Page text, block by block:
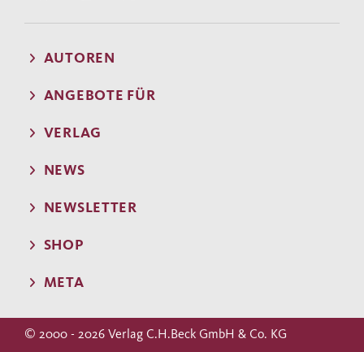
AUTOREN
ANGEBOTE FÜR
VERLAG
NEWS
NEWSLETTER
SHOP
META
© 2000 - 2026 Verlag C.H.Beck GmbH & Co. KG